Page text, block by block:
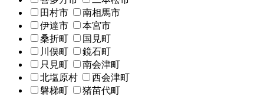
田村市
南相馬市
伊達市
本宮市
桑折町
国見町
川俣町
鏡石町
只見町
南会津町
北塩原村
西会津町
磐梯町
猪苗代町